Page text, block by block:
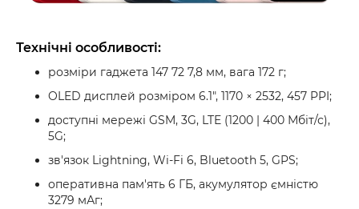
Технічні особливості:
розміри гаджета 147 72 7,8 мм, вага 172 г;
OLED дисплей розміром 6.1", 1170 × 2532, 457 PPI;
доступні мережі GSM, 3G, LTE (1200 | 400 Мбіт/с),
5G;
зв'язок Lightning, Wi-Fi 6, Bluetooth 5, GPS;
оперативна пам'ять 6 ГБ, акумулятор ємністю
3279 мАг;